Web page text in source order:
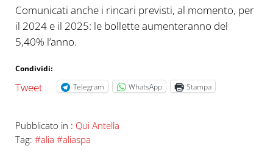
Comunicati anche i rincari previsti, al momento, per
il 2024 e il 2025: le bollette aumenteranno del
5,40% l’anno.
Condividi:
Tweet Telegram WhatsApp Stampa
Pubblicato in : Qui Antella
Tag: #alia #aliaspa